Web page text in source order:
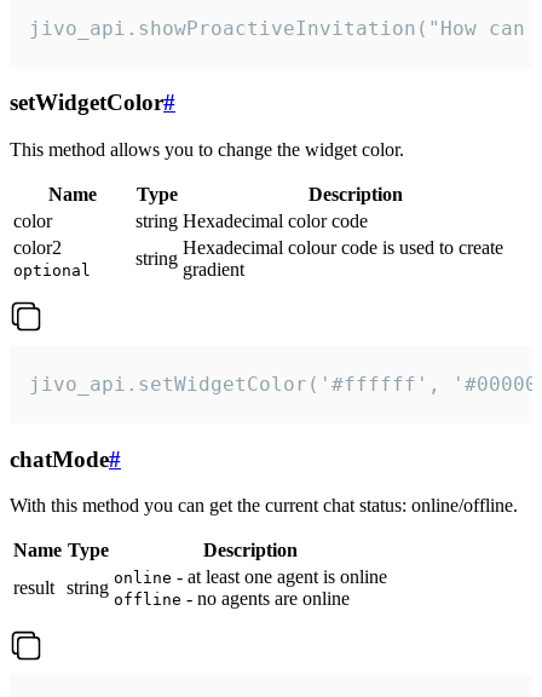
jivo_api.showProactiveInvitation("How
setWidgetColor#
This method allows you to change the widget color.
Name Type
Description
color
string Hexadecimal color code
color2
optional
string
Hexadecimal colour code is used to create
gradient
jivo_api.setWidgetColor('#ffffff',
chatMode#
With this method you can get the current chat status: online/offline.
Name Type
Description
result string online - at least one agent is online
offline - no agents are online